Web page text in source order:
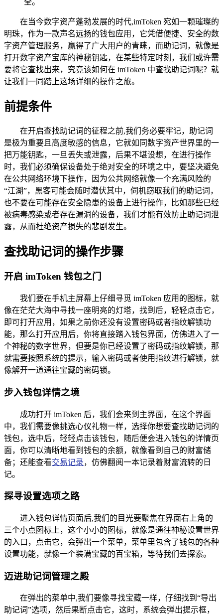
在当今数字资产蓬勃发展的时代,imToken 宛如一颗璀璨的
明珠，作为一款声名远扬的钱包应用，它凭借便捷、安全的数
字资产管理服务，赢得了广大用户的青睐，而助记词，就像是
打开数字资产宝库的神秘钥匙，在某些特定时刻，我们或许需
要将它查找出来，究竟该如何在 imToken 中查找助记词呢？就
让我们一同踏上这场详细的操作之旅。
前提条件
在开启查找助记词的征程之前,我们务必要牢记，助记词
是极为重要且高度敏感的信息，它就如同数字资产世界里的一
把万能钥匙，一旦丢失或泄露，后果不堪设想，在进行操作
时，我们必须确保设备处于绝对安全的环境之中，要坚决避免
在公共网络环境下操作，因为公共网络就像一个充满风险的
“江湖”，黑客可能会随时潜伏其中，伺机窃取我们的助记词，
也不要在可能存在安全隐患的设备上进行操作，比如那些已经
被病毒感染或者存在漏洞的设备，我们才能有效防止助记词泄
露，从而杜绝资产损失的悲剧发生。
查找助记词的操作步骤
开启 imToken 钱包之门
我们要在手机主屏幕上仔细寻觅 imToken 应用的图标，就
像在茫茫大海中寻找一座明亮的灯塔，找到后，轻轻点击它，
即可打开应用，如果之前你还没有设置密码或者指纹解锁功
能，那么打开应用后，你将直接踏入钱包界面，仿佛进入了一
个神秘的数字世界，但要是你已经设置了密码或指纹解锁，那
就需要按照系统的提示，输入密码或者使用指纹进行解锁，就
像解开一道通往宝藏的密码锁。
步入钱包详情之境
成功打开 imToken 后，我们会来到主界面，在这个界面
中，我们需要像挑选心仪礼物一样，选择你想要查找助记词的
钱包，选中后，轻轻点击该钱包，随后便会进入钱包的详情页
面，你可以清晰地看到钱包的余额，就像看到自己的财富储
备；还能查看交易记录，仿佛翻阅一本记录着财富流转的日
记。
探寻设置选项之路
进入钱包详情页面后,我们的目光要聚焦在界面右上角的
三个小点图标上，这个小小的图标，就像是通往神秘设置世界
的入口，点击它，会弹出一个菜单，菜单里包含了钱包的各种
设置功能，就像一个装满宝藏的百宝箱，等待我们去探索。
迈进助记词管理之殿
在弹出的菜单中,我们要像寻找宝藏一样，仔细找到“导出
助记词”选项，然后果断点击它，这时，系统会弹出提示框，